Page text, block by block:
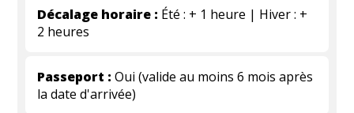
Décalage horaire : Été : + 1 heure | Hiver : +
2 heures
Passeport : Oui (valide au moins 6 mois après
la date d'arrivée)